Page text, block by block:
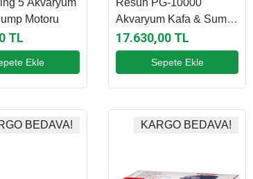
Motoru
TL
Ekle
Akvaryum Kafa & Sump
Motoru
17.630,00 TL
Sepete Ekle
BEDAVA! KARGO BEDAVA!